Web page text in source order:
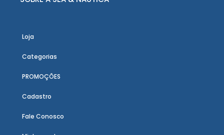
Loja
Categorias
PROMOÇÕES
Cadastro
Fale Conosco